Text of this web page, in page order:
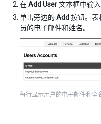
在Add User文本框中输
单击旁边的 Add按钮。表
员的电子邮件和姓名。
每行显示用户的电子邮件和全